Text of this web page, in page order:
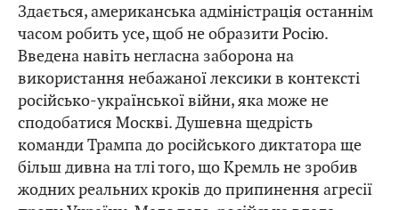
Здається, американська адміністрація останнім
часом робить усе, щоб не образити Росію.
Введена навіть негласна заборона на
використання небажаної лексики в контексті
російсько-української війни, яка може не
сподобатися Москві. Душевна щедрість
команди Трампа до російського диктатора ще
більш дивна на тлі того, що Кремль не зробив
жодних реальних кроків до припинення агресії